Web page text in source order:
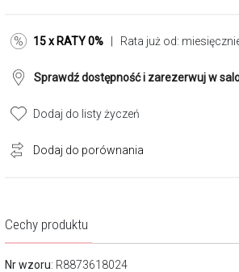
Cechy produktu
Nr wzoru: R8873618024
15 x RATY 0% | Rata już od:
Sprawdź dostępność i zarezerwuj w
Dodaj do listy życzeń
Dodaj do porównania